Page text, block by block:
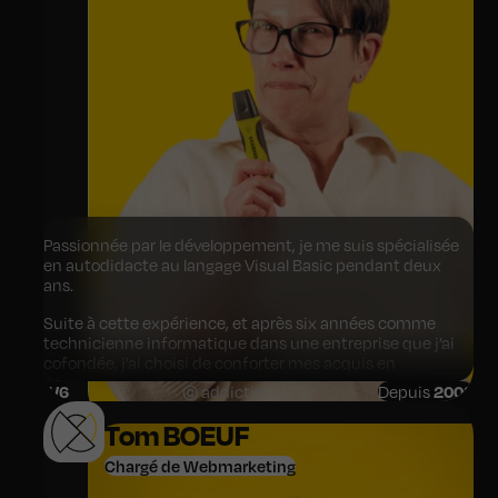
Passionnée par le développement, je me suis spécialisée
en autodidacte au langage Visual Basic pendant deux
ans.
Suite à cette expérience, et après six années comme
technicienne informatique dans une entreprise que j’ai
cofondée, j’ai choisi de conforter mes acquis en
développement en suivant une formation de
développeuse web.
Depuis 2008, j’occupe le poste de développeuse web
fullstack chez Click-On. Ce qui m’anime au quotidien :
dépasser et répondre au plus juste aux besoins de nos
4/6 © addictic Depuis2008
Tom BOEUF
Chargé de Webmarketing